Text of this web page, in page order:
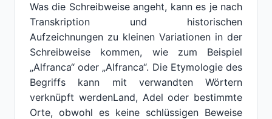
Was die Schreibweise angeht, kann es je nach
Transkription und historischen
Aufzeichnungen zu kleinen Variationen in der
Schreibweise kommen, wie zum Beispiel
„Alfranca“ oder „Alfranca“. Die Etymologie des
Begriffs kann mit verwandten Wörtern
verknüpft werdenLand, Adel oder bestimmte
Orte, obwohl es keine schlüssigen Beweise